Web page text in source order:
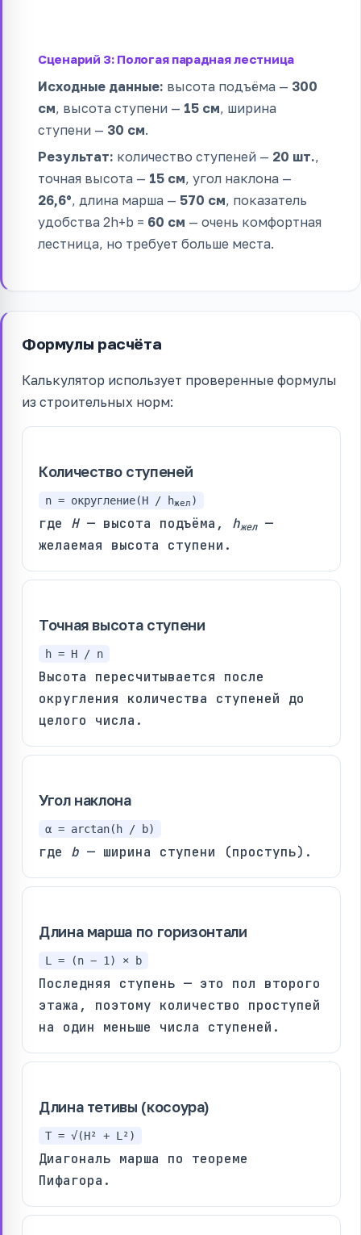
Сценарий 3: Пологая парадная лестница
Исходные данные: высота подъёма — 300
см, высота ступени — 15 см, ширина
ступени — 30 см.
Результат: количество ступеней — 20 шт.,
точная высота — 15 см, угол наклона —
26,6°, длина марша — 570 см, показатель
удобства 2h+b = 60 см — очень комфортная
лестница, но требует больше места.
Формулы расчёта
Калькулятор использует проверенные формулы
из строительных норм:
Количество ступеней
n = округление(H / hжел )
где H— высота подъёма, hжел—
желаемая высота ступени.
Точная высота ступени
h = H / n
Высота пересчитывается после
округления количества ступеней до
целого числа.
Угол наклона
α = arctan(h / b)
где b — ширина ступени (проступь).
Длина марша по горизонтали
L = (n − 1) × b
Последняя ступень — это пол второго
этажа, поэтому количество проступей
на один меньше числа ступеней.
Длина тетивы (косоура)
T = √(H² + L²)
Диагональ марша по теореме
Пифагора.